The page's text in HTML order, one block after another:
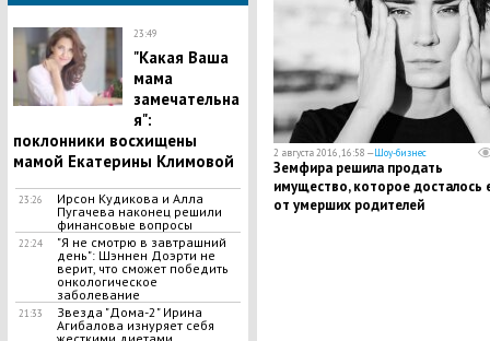
23:49
"Какая Ваша
мама
замечательна
я":
поклонники восхищены
мамой Екатерины Климовой
23:26
Ирсон Кудикова и Алла
Пугачева наконец решили
финансовые вопросы
22:24
"Я не смотрю в завтрашний
день": Шэннен Доэрти не
верит, что сможет победить
онкологическое
заболевание
21:33
Звезда "Дома-2" Ирина
Агибалова изнуряет себя
2 августа 2016, 16:58 —Шоу-бизнес
Земфира решила продать
имущество, которое досталось
от умерших родителей